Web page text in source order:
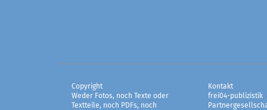
Copyright
Weder Fotos, noch Texte oder
Textteile, noch PDFs, noch
Kontakt
frei04-publizistik